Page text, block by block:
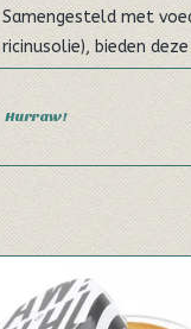
Samengesteld met
ricinusolie), bieden
dat de "fonkelingen" in
te traceren.
Hurraw!
Balsem